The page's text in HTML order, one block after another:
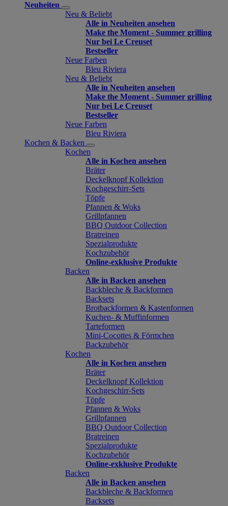
Neuheiten
Neu & Beliebt
Alle in Neuheiten ansehen
Make the Moment - Summer grilling
Nur bei Le Creuset
Bestseller
Neue Farben
Bleu Riviera
Neu & Beliebt
Alle in Neuheiten ansehen
Make the Moment - Summer grilling
Nur bei Le Creuset
Bestseller
Neue Farben
Bleu Riviera
Kochen & Backen
Kochen
Alle in Kochen ansehen
Bräter
Deckelknopf Kollektion
Kochgeschirr-Sets
Töpfe
Pfannen & Woks
Grillpfannen
BBQ Outdoor Collection
Bratreinen
Spezialprodukte
Kochzubehör
Online-exklusive Produkte
Backen
Alle in Backen ansehen
Backbleche & Backformen
Backsets
Brotbackformen & Kastenformen
Kuchen- & Muffinformen
Tarteformen
Mini-Cocottes & Förmchen
Backzubehör
Kochen
Alle in Kochen ansehen
Bräter
Deckelknopf Kollektion
Kochgeschirr-Sets
Töpfe
Pfannen & Woks
Grillpfannen
BBQ Outdoor Collection
Bratreinen
Spezialprodukte
Kochzubehör
Online-exklusive Produkte
Backen
Alle in Backen ansehen
Backbleche & Backformen
Backsets